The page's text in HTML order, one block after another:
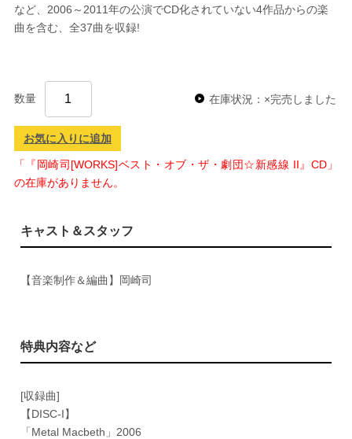
など、2006～2011年の公演でCD化されていない4作品からの楽
曲を含む、全37曲を収録!
数量 在庫状況：×完売しました
お気に入りに追加
「『岡崎司[WORKS]ベスト・オブ・ザ・劇団☆新感線 II』CD」
の在庫がありません。
キャスト＆スタッフ
【音楽制作＆編曲】岡崎司
特典内容など
[収録曲]
【DISC-I】
「Metal Macbeth」2006